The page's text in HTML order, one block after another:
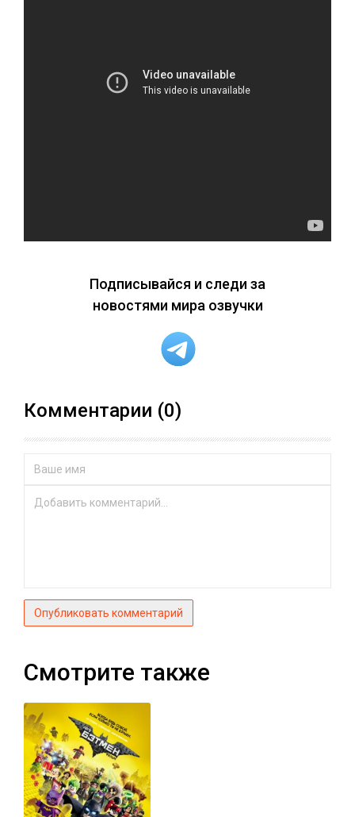
Подписывайся и следи за
новостями мира озвучки
Комментарии (0)
Опубликовать комментарий
Смотрите также